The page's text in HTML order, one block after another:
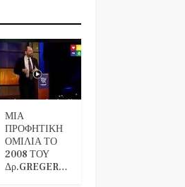
ΜΙΑ
ΠΡΟΦΗΤΙΚΗ
ΟΜΙΛΙΑ ΤΟ
2008 ΤΟΥ
Δρ.GREGER…